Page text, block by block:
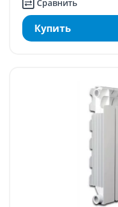
Сравнить
Купить